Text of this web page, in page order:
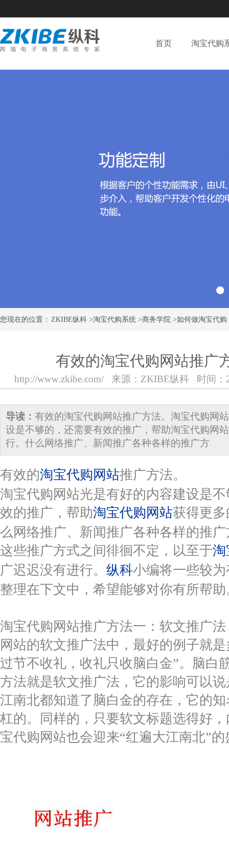
首页 淘宝代购
您现在的位置： ZKIBE纵科 >淘宝代购系统 >商务学院 >如何做淘宝代购
有效的淘宝代购网站推广
http://www.zkibe.com/来源： ZKIBE纵科 时间：
导读： 有效的淘宝代购网站推广方法。淘宝代购网
设是不够的，还需要有效的推广，帮助淘宝代购网
行。什么网络推广、新闻推广各种各样的推广方
有效的淘宝代购网站推广方法。
淘宝代购网站光是有好的内容建设是
效的推广，帮助淘宝代购网站获得更
么网络推广、新闻推广各种各样的推
这些推广方式之间徘徊不定，以至于淘
广迟迟没有进行。 纵科小编将一些较
整理在下文中，希望能够对你有所帮助
淘宝代购网站推广方法一：软文推广法
网站的软文推广法中，最好的例子就
过节不收礼，收礼只收脑白金”。脑白
方法就是软文推广法，它的影响可以
江南北都知道了脑白金的存在，它的
杠的。同样的，只要软文标题选得好
宝代购网站也会迎来“红遍大江南北”的